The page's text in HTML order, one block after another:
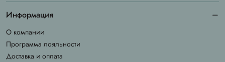
Информация
О компании
Программа лояльности
Доставка и оплата